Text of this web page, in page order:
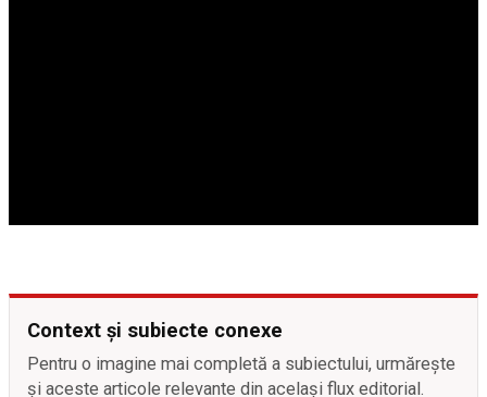
Context și subiecte conexe
Pentru o imagine mai completă a subiectului, urmărește
și aceste articole relevante din același flux editorial.